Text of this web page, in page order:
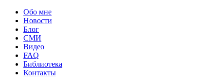
Обо мне
Новости
Блог
СМИ
Видео
FAQ
Библиотека
Контакты